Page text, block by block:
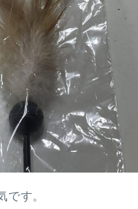
です。